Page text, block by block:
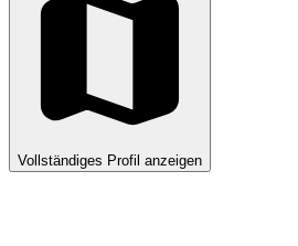
Vollständiges Profil anzeigen